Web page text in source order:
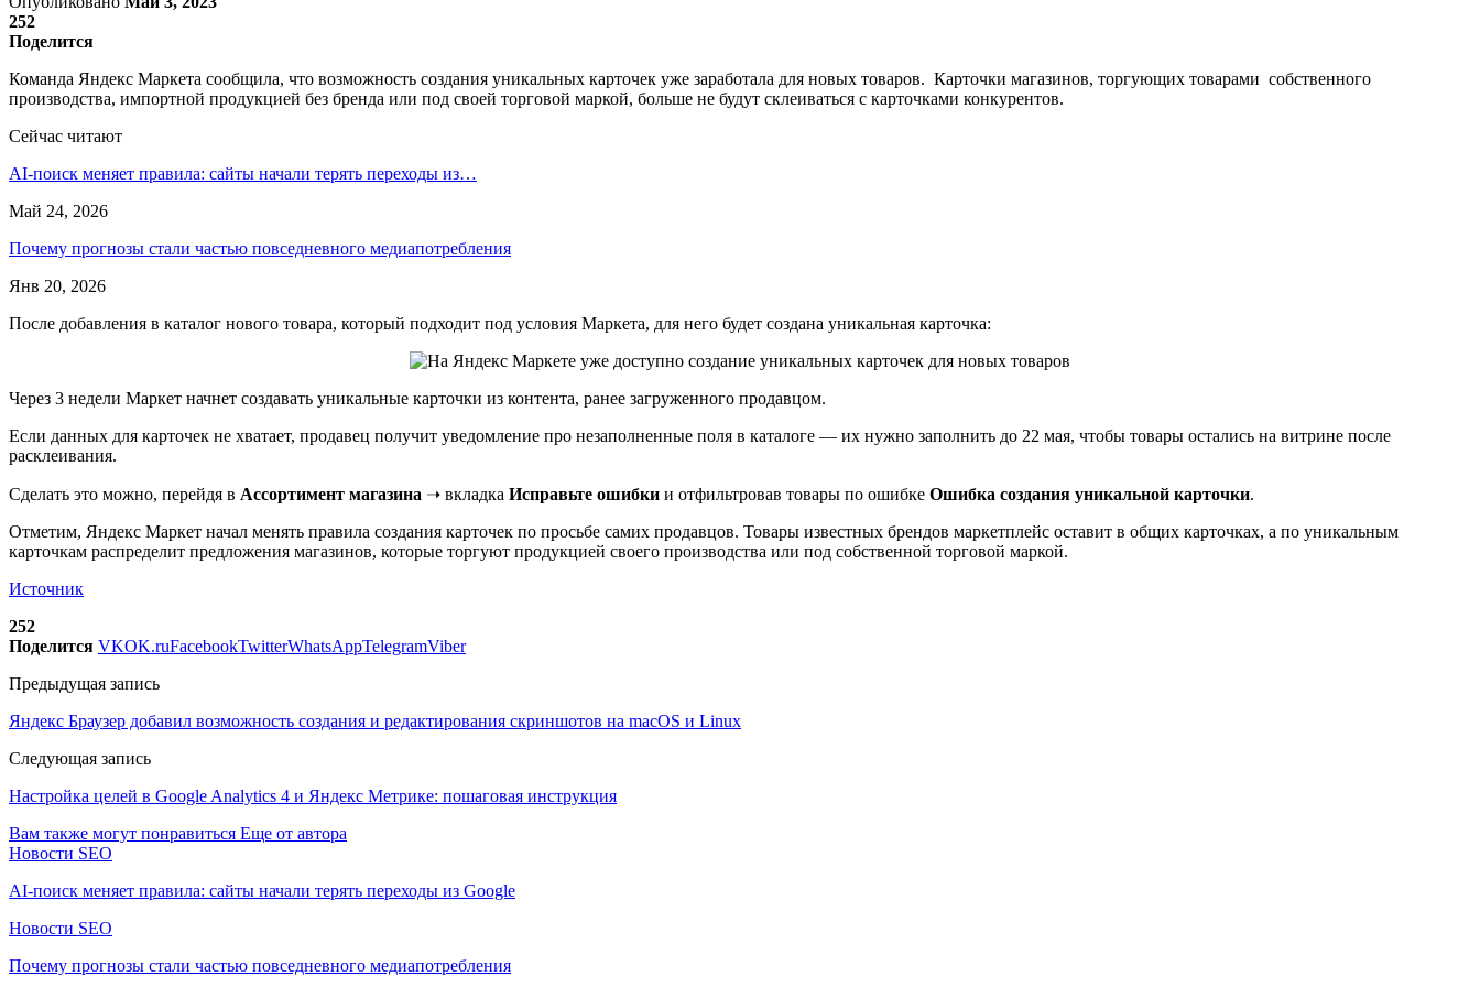
252
Поделится
Команда Яндекс Маркета сообщила, что возможность создания уникальных карточек уже заработала для новых товаров. Карточки магазинов, торгующих товарами собственного
производства, импортной продукцией без бренда или под своей торговой маркой, больше не будут склеиваться с карточками конкурентов.
Сейчас читают
AI-поиск меняет правила: сайты начали терять переходы из…
Май 24, 2026
Почему прогнозы стали частью повседневного медиапотребления
Янв 20, 2026
После добавления в каталог нового товара, который подходит под условия Маркета, для него будет создана уникальная карточка:
Через 3 недели Маркет начнет создавать уникальные карточки из контента, ранее загруженного продавцом.
Если данных для карточек не хватает, продавец получит уведомление про незаполненные поля в каталоге — их нужно заполнить до 22 мая, чтобы товары остались на витрине после
расклеивания.
Сделать это можно, перейдя в Ассортимент магазина ➝ вкладка Исправьте ошибки и отфильтровав товары по ошибке Ошибка создания уникальной карточки.
Отметим, Яндекс Маркет начал менять правила создания карточек по просьбе самих продавцов. Товары известных брендов маркетплейс оставит в общих карточках, а по уникальным
карточкам распределит предложения магазинов, которые торгуют продукцией своего производства или под собственной торговой маркой.
Источник
252
Поделится VKOK.ruFacebookTwitterWhatsAppTelegramViber
Предыдущая запись
Яндекс Браузер добавил возможность создания и редактирования скриншотов на macOS и Linux
Следующая запись
Настройка целей в Google Analytics 4 и Яндекс Метрике: пошаговая инструкция
Вам также могут понравиться Еще от автора
Новости SEO
AI-поиск меняет правила: сайты начали терять переходы из Google
Новости SEO
Почему прогнозы стали частью повседневного медиапотребления